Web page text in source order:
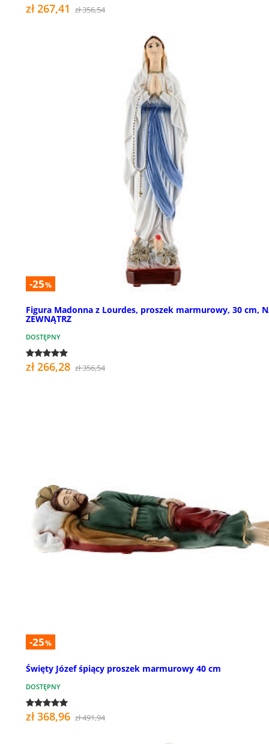
zł 267,41 zł 356,54
-25%
Figura Madonna z Lourdes, proszek marmurowy, 30 cm,
ZEWNĄTRZ
DOSTĘPNY
zł 266,28 zł 356,54
-25%
Święty Józef śpiący proszek marmurowy 40 cm
DOSTĘPNY
zł 368,96 zł 491,94